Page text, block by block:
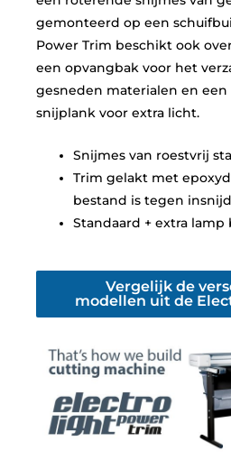
gemonteerd op een
Power Trim beschikt ook
een opvangbak voor het
gesneden materialen en
snijplank voor extra licht.
Snijmes van roestvrij
Trim gelakt met
bestand is tegen
Standaard + extra lamp
Vergelijk de
modellen uit de